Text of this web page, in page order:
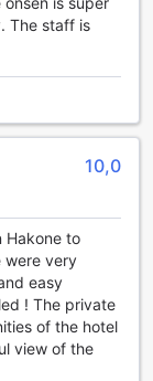
ou un
divertir,
idéal pour
vous
chez
vos
Nanase,
: Une
amateurs
sentiers de
serpentent
The staff is
10,0
Hakone to
were very
easy
! The private
of the hotel
view of the